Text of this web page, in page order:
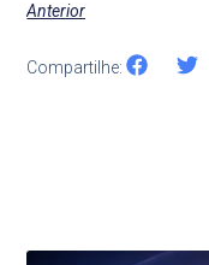
Anterior
Compartilhe: